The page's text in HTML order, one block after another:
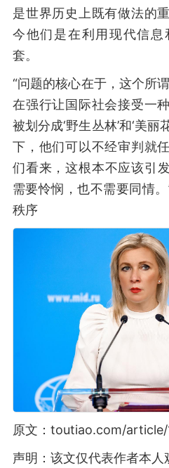
是世界历史上既有做法的
今他们是在利用现代信
套。
“问题的核心在于，这个所
在强行让国际社会接受一
被划分成‘野生丛林’和‘美丽
下，他们可以不经审判就
们看来，这根本不应该引
需要怜悯，也不需要同情
秩序
原文：toutiao.com/
声明：该文仅代表作者本人